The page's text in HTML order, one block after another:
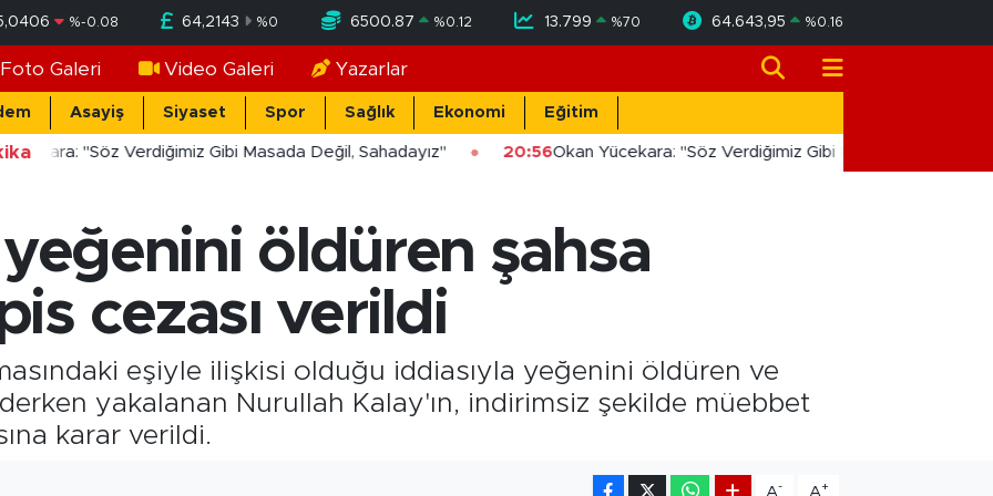
%-0.08 64,2143 %0 6500.87 %0.12 13.799 %70 64.643,95 %0.16
Foto Galeri Video Galeri Yazarlar
Asayiş Siyaset Spor Sağlık Ekonomi Eğitim
"Söz Verdiğimiz Gibi Masada Değil, Sahadayız" 20:56Okan Yücekara: "Söz Verdiğimiz Gibi Masada Değil,
öldüren şahsa
cezası verildi
eşiyle ilişkisi olduğu iddiasıyla yeğenini öldüren ve
yakalanan Nurullah Kalay'ın, indirimsiz şekilde müebbet
karar verildi.
A- A+